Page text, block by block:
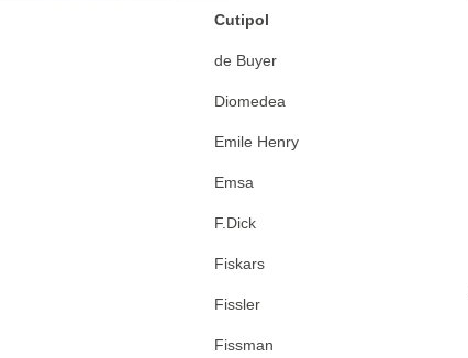
Cutipol
de Buyer
Diomedea
Emile Henry
Emsa
F.Dick
Fiskars
Fissler
Fissman